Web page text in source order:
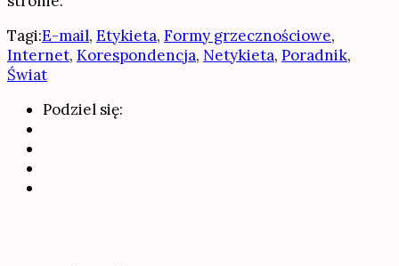
Tagi:E-mail, Etykieta, Formy grzecznościowe,
Internet, Korespondencja, Netykieta, Poradnik,
Świat
Podziel się: